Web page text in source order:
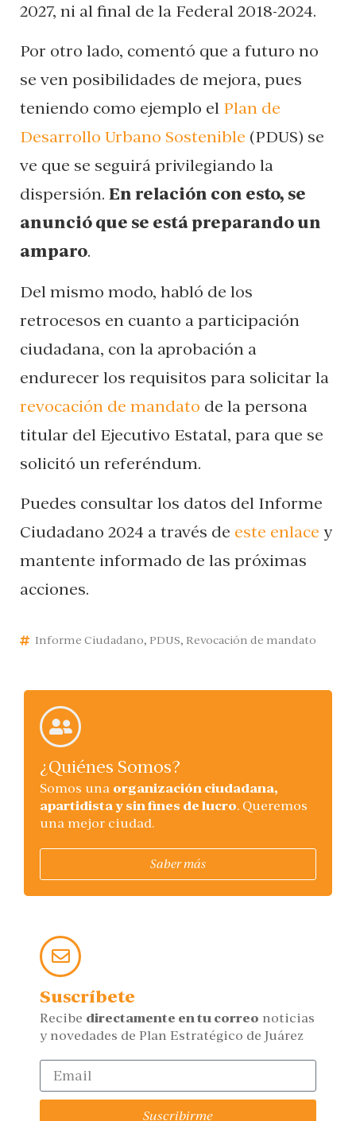
2027, ni al final de la Federal 2018-2024.
Por otro lado, comentó que a futuro no
se ven posibilidades de mejora, pues
teniendo como ejemplo el Plan de
Desarrollo Urbano Sostenible (PDUS) se
ve que se seguirá privilegiando la
dispersión. En relación con esto, se
anunció que se está preparando un
amparo.
Del mismo modo, habló de los
retrocesos en cuanto a participación
ciudadana, con la aprobación a
endurecer los requisitos para solicitar la
revocación de mandato de la persona
titular del Ejecutivo Estatal, para que se
solicitó un referéndum.
Puedes consultar los datos del Informe
Ciudadano 2024 a través de este enlace y
mantente informado de las próximas
acciones.
Informe Ciudadano, PDUS, Revocación de mandato
¿Quiénes Somos?
Somos una organización ciudadana,
apartidista y sin fines de lucro. Queremos
una mejor ciudad.
Saber más
Suscríbete
Recibe directamente en tu correo noticias
y novedades de Plan Estratégico de Juárez
Suscribirme